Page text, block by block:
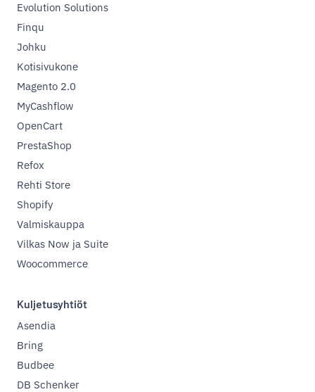
Evolution Solutions
Finqu
Johku
Kotisivukone
Magento 2.0
MyCashflow
OpenCart
PrestaShop
Refox
Rehti Store
Shopify
Valmiskauppa
Vilkas Now ja Suite
Woocommerce
Kuljetusyhtiöt
Asendia
Bring
Budbee
DB Schenker